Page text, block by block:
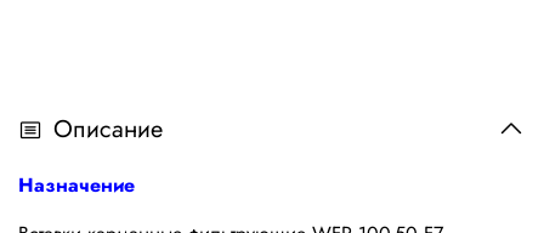
Описание
Назначение